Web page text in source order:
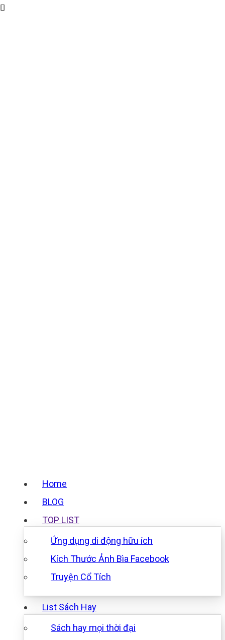
Home
BLOG
TOP LIST
Ứng dụng di động hữu ích
Kích Thước Ảnh Bìa Facebook
Truyện Cổ Tích
List Sách Hay
Sách hay mọi thời đại